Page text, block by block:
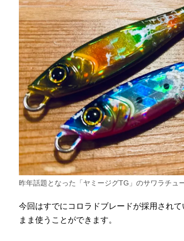
昨年話題となった「ヤミージグTG」のサワラチュ
今回はすでにコロラドブレードが採用され
まま使うことができます。